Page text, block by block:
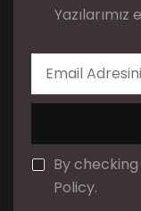
By
Policy.